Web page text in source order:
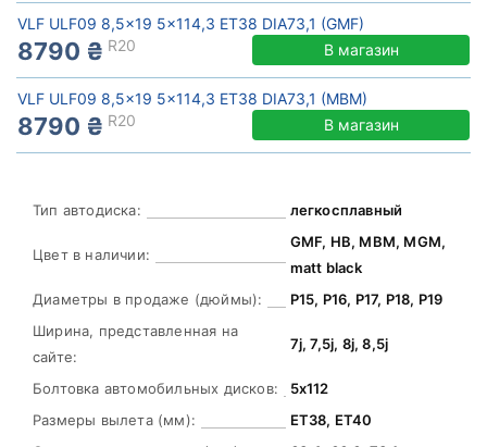
VLF ULF09 8,5x19 5x114,3 ET38 DIA73,1 (GMF)
8790 ₴ R20 В магазин
VLF ULF09 8,5x19 5x114,3 ET38 DIA73,1 (MBM)
8790 ₴ R20 В магазин
Тип автодиска: легкосплавный
Цвет в наличии:
GMF, HB, MBM, MGM,
matt black
Диаметры в продаже (дюймы):
Р15, Р16, Р17, Р18, Р19
Ширина, представленная на
сайте:
7j, 7,5j, 8j, 8,5j
Болтовка автомобильных дисков:
5х112
Размеры вылета (мм):
ЕТ38, ЕТ40